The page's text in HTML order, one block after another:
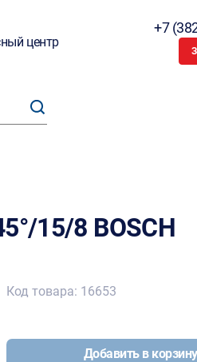
центр
+7
15/8 BOSCH
Код товара: 16653
Добавить в корзину